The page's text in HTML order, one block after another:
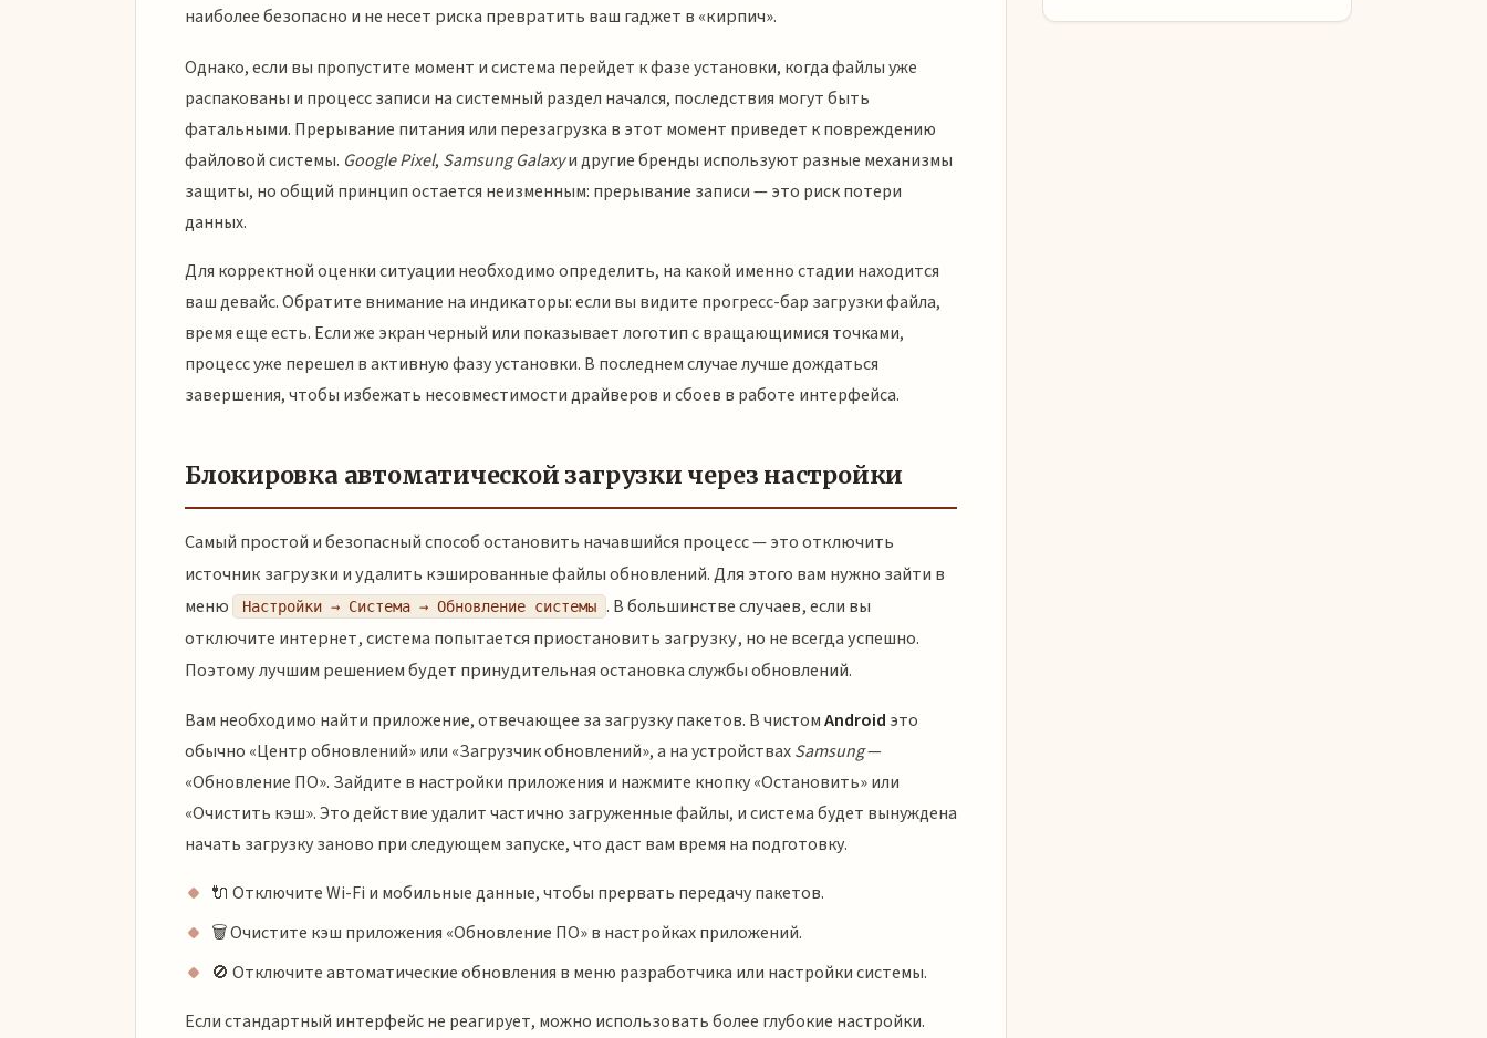
наиболее безопасно и не несет риска превратить ваш гаджет в «кирпич».
Однако, если вы пропустите момент и система перейдет к фазе установки, когда файлы уже
распакованы и процесс записи на системный раздел начался, последствия могут быть
фатальными. Прерывание питания или перезагрузка в этот момент приведет к повреждению
файловой системы. Google Pixel, Samsung Galaxyи другие бренды используют разные механизмы
защиты, но общий принцип остается неизменным: прерывание записи — это риск потери
данных.
Для корректной оценки ситуации необходимо определить, на какой именно стадии находится
ваш девайс. Обратите внимание на индикаторы: если вы видите прогресс-бар загрузки файла,
время еще есть. Если же экран черный или показывает логотип с вращающимися точками,
процесс уже перешел в активную фазу установки. В последнем случае лучше дождаться
завершения, чтобы избежать несовместимости драйверов и сбоев в работе интерфейса.
Блокировка автоматической загрузки через настройки
Самый простой и безопасный способ остановить начавшийся процесс — это отключить
источник загрузки и удалить кэшированные файлы обновлений. Для этого вам нужно зайти в
меню
Настройки → Система → Обновление системы . В большинстве случаев, если вы
отключите интернет, система попытается приостановить загрузку, но не всегда успешно.
Поэтому лучшим решением будет принудительная остановка службы обновлений.
Вам необходимо найти приложение, отвечающее за загрузку пакетов. В чистомAndroid это
обычно «Центр обновлений» или «Загрузчик обновлений», а на устройствахSamsung—
«Обновление ПО». Зайдите в настройки приложения и нажмите кнопку «Остановить» или
«Очистить кэш». Это действие удалит частично загруженные файлы, и система будет вынуждена
начать загрузку заново при следующем запуске, что даст вам время на подготовку.
🔌 Отключите Wi-Fi и мобильные данные, чтобы прервать передачу пакетов.
🗑️ Очистите кэш приложения «Обновление ПО» в настройках приложений.
🚫 Отключите автоматические обновления в меню разработчика или настройки системы.
Если стандартный интерфейс не реагирует, можно использовать более глубокие настройки.